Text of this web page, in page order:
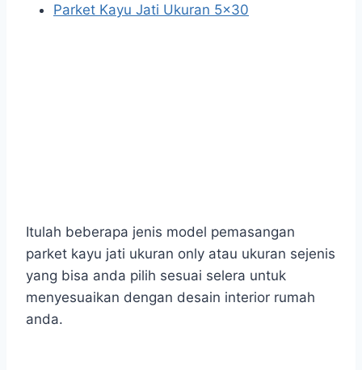
Parket Kayu Jati Ukuran 5×30
Itulah beberapa jenis model pemasangan
parket kayu jati ukuran only atau ukuran sejenis
yang bisa anda pilih sesuai selera untuk
menyesuaikan dengan desain interior rumah
anda.